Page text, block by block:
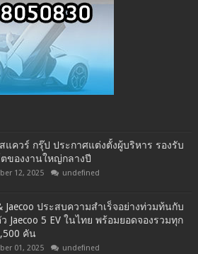
แควร์ กรุ๊ป ประกาศแต่งตั้งผู้บริหาร รองรับ
ตของงานใหญ่กลางปี
12, 2025 undefined
Jaecoo ประสบความสำเร็จอย่างท่วมท้นกับ
Jaecoo 5 EV ในไทย พร้อมยอดจองรวมทุก
คัน
01, 2025 undefined